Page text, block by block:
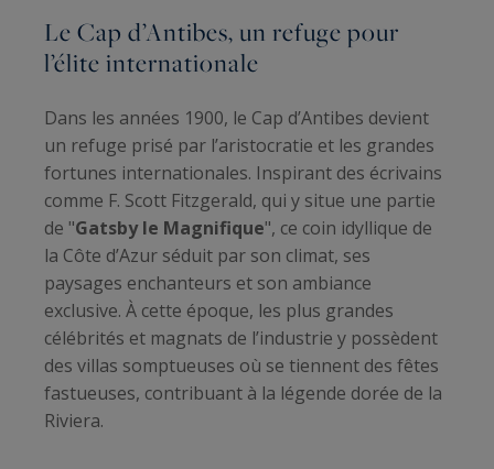
Le Cap d’Antibes, un refuge pour
l’élite internationale
Dans les années 1900, le Cap d’Antibes devient
un refuge prisé par l’aristocratie et les grandes
fortunes internationales. Inspirant des écrivains
comme F. Scott Fitzgerald, qui y situe une partie
de "Gatsby le Magnifique", ce coin idyllique de
la Côte d’Azur séduit par son climat, ses
paysages enchanteurs et son ambiance
exclusive. À cette époque, les plus grandes
célébrités et magnats de l’industrie y possèdent
des villas somptueuses où se tiennent des fêtes
fastueuses, contribuant à la légende dorée de la
Riviera.